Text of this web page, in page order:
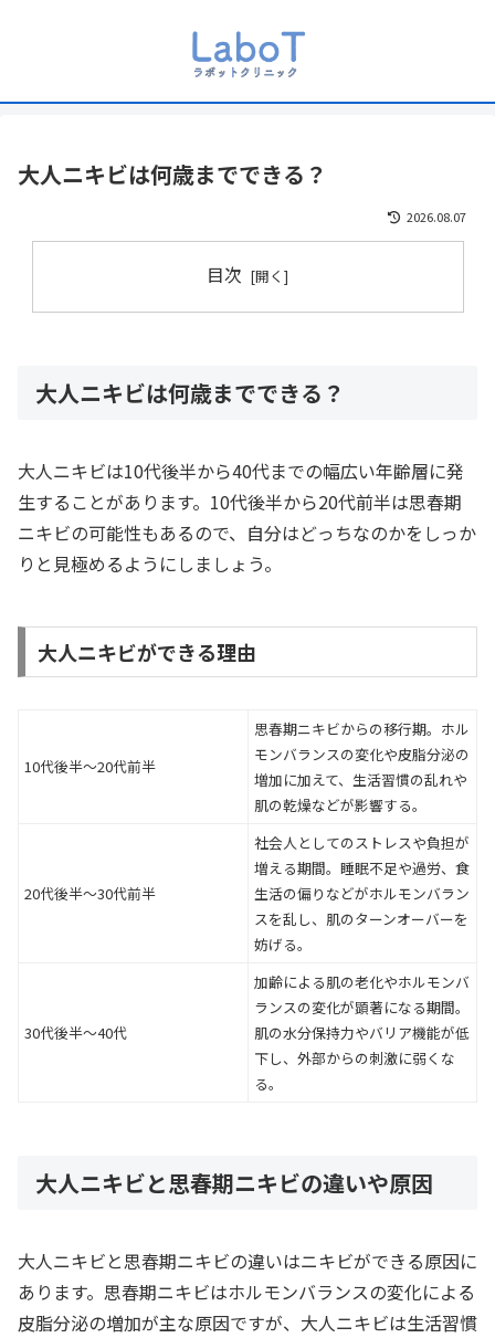
大人ニキビは何歳までできる？
2026.08.07
目次
大人ニキビは何歳までできる？
大人ニキビは10代後半から40代までの幅広い年齢層に発
生することがあります。10代後半から20代前半は思春期
ニキビの可能性もあるので、自分はどっちなのかをしっか
りと見極めるようにしましょう。
大人ニキビができる理由
10代後半～20代前半
思春期ニキビからの移行期。ホル
モンバランスの変化や皮脂分泌の
増加に加えて、生活習慣の乱れや
肌の乾燥などが影響する。
20代後半～30代前半
社会人としてのストレスや負担が
増える期間。睡眠不足や過労、食
生活の偏りなどがホルモンバラン
スを乱し、肌のターンオーバーを
妨げる。
30代後半～40代
加齢による肌の老化やホルモンバ
ランスの変化が顕著になる期間。
肌の水分保持力やバリア機能が低
下し、外部からの刺激に弱くな
る。
大人ニキビと思春期ニキビの違いや原因
大人ニキビと思春期ニキビの違いはニキビができる原因に
あります。思春期ニキビはホルモンバランスの変化による
皮脂分泌の増加が主な原因ですが、大人ニキビは生活習慣